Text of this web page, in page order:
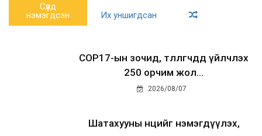
Сүүлд
нэмэгдсэн
Их уншигдсан
COP17-ын зочид, төлөөлөгчдөд үйлчлэх
250 орчим жол...
2026/08/07
Шатахууны нөөцийг нэмэгдүүлэх,